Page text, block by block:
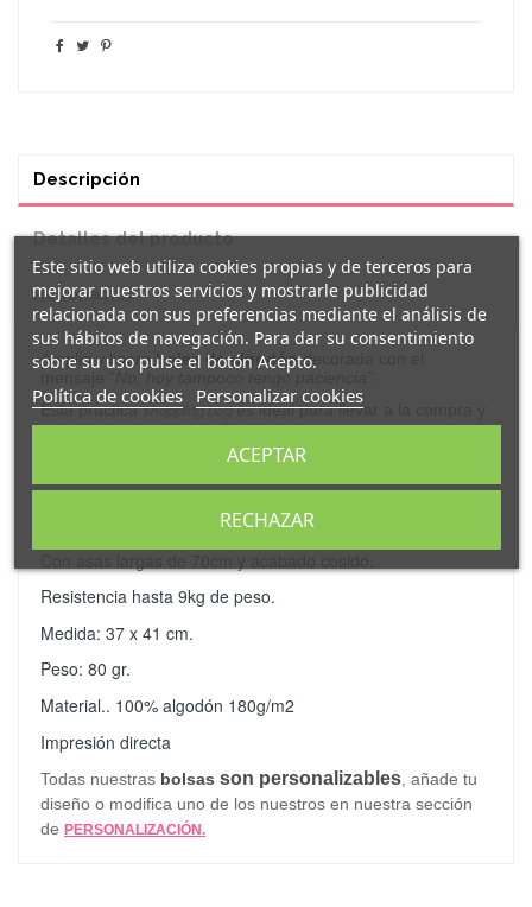
Descripción
Detalles del producto
Reseñas(0)
Ampliay ligerabolsa de algodóndecorada con el
No, hoy tampoco tengo paciencia
Esta prácticashopping bages ideal para llevar a la compra y
así reducir el consumo de plástico.
acabado en color natural.
Resistencia hasta 9kg de peso.
Medida: 37 x 41 cm.
Peso: 80 gr.
Material.. 100% algodón 180g/m2
Impresión directa
Todas nuestras bolsas son personalizables, añade tu
diseño o modifica uno de los nuestros en nuestra sección
de PERSONALIZACIÓN.
Este sitio web utiliza cookies propias y de terceros para
mejorar nuestros servicios y mostrarle publicidad
relacionada con sus preferencias mediante el análisis de
sus hábitos de navegación. Para dar su consentimiento
sobre su uso pulse el botón Acepto.
Política de cookies Personalizar cookies
RECHAZAR
ACEPTAR